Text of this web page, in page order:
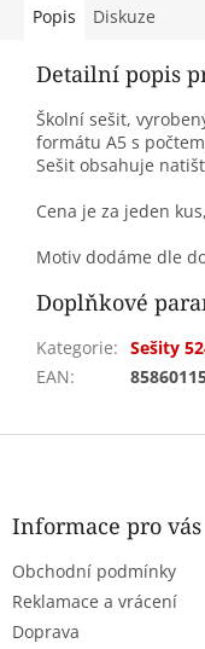
Popis Diskuze
Detailní popis
Školní sešit,
formátu A5 s
Sešit obsahuje
Cena je za jeden
Motiv dodáme dle
Doplňkové
Kategorie: Sešity
EAN:
Z
Informace pro vás
Obchodní podmínky
Reklamace a vrácení
Doprava